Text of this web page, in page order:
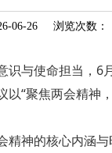
06-26 浏览次数：
识与使命担当，6
“聚焦两会精神
精神的核心内涵